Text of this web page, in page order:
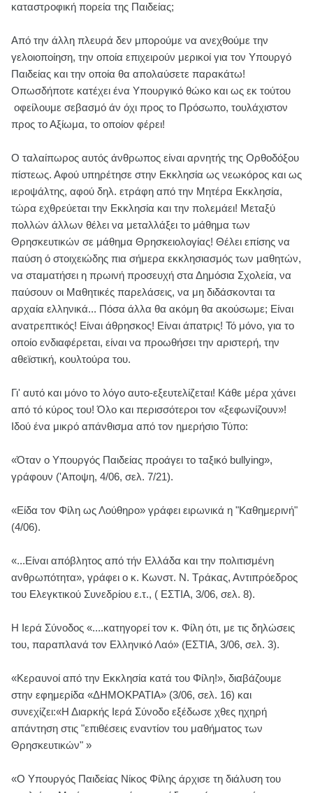
καταστροφική πορεία της Παιδείας;
Από την άλλη πλευρά δεν μπορούμε να ανεχθούμε την
γελοιοποίηση, την οποία επιχειρούν μερικοί για τον Υπουργό
Παιδείας και την οποία θα απολαύσετε παρακάτω!
Οπωσδήποτε κατέχει ένα Υπουργικό θώκο και ως εκ τούτου
οφείλουμε σεβασμό άν όχι προς το Πρόσωπο, τουλάχιστον
προς το Αξίωμα, το οποίον φέρει!
Ο ταλαίπωρος αυτός άνθρωπος είναι αρνητής της Ορθοδόξου
πίστεως. Αφού υπηρέτησε στην Εκκλησία ως νεωκόρος και ως
ιεροψάλτης, αφού δηλ. ετράφη από την Μητέρα Εκκλησία,
τώρα εχθρεύεται την Εκκλησία και την πολεμάει! Μεταξύ
πολλών άλλων θέλει να μεταλλάξει το μάθημα των
Θρησκευτικών σε μάθημα Θρησκειολογίας! Θέλει επίσης να
παύση ό στοιχειώδης πια σήμερα εκκλησιασμός των μαθητών,
να σταματήσει η πρωινή προσευχή στα Δημόσια Σχολεία, να
παύσουν οι Μαθητικές παρελάσεις, να μη διδάσκονται τα
αρχαία ελληνικά... Πόσα άλλα θα ακόμη θα ακούσωμε; Είναι
ανατρεπτικός! Είναι άθρησκος! Είναι άπατρις! Τό μόνο, για το
οποίο ενδιαφέρεται, είναι να προωθήσει την αριστερή, την
αθεϊστική, κουλτούρα του.
Γι' αυτό και μόνο το λόγο αυτο-εξευτελίζεται! Κάθε μέρα χάνει
από τό κύρος του! Όλο και περισσότεροι τον «ξεφωνίζουν»!
Ιδού ένα μικρό απάνθισμα από τον ημερήσιο Τύπο:
«Όταν ο Υπουργός Παιδείας προάγει το ταξικό bullying»,
γράφουν ('Αποψη, 4/06, σελ. 7/21).
«Είδα τον Φίλη ως Λούθηρο» γράφει ειρωνικά η "Καθημερινή"
(4/06).
«...Είναι απόβλητος από τήν Ελλάδα και την πολιτισμένη
ανθρωπότητα», γράφει ο κ. Κωνστ. Ν. Τράκας, Αντιπρόεδρος
του Ελεγκτικού Συνεδρίου ε.τ., ( ΕΣΤΙΑ, 3/06, σελ. 8).
Η Ιερά Σύνοδος «....κατηγορεί τον κ. Φίλη ότι, με τις δηλώσεις
του, παραπλανά τον Ελληνικό Λαό» (ΕΣΤΙΑ, 3/06, σελ. 3).
«Κεραυνοί από την Εκκλησία κατά του Φίλη!», διαβάζουμε
στην εφημερίδα «ΔΗΜΟΚΡΑΤΙΑ» (3/06, σελ. 16) και
συνεχίζει:«Η Διαρκής Ιερά Σύνοδο εξέδωσε χθες ηχηρή
απάντηση στις "επιθέσεις εναντίον του μαθήματος των
Θρησκευτικών" »
«Ο Υπουργός Παιδείας Νίκος Φίλης άρχισε τη διάλυση του